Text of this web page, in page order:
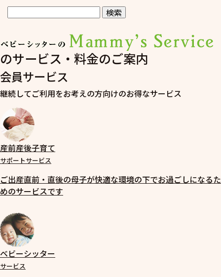
のサービス・料金のご案内
会員サービス
継続してご利用をお考えの方向けのお得なサービス
産前産後子育て
サポートサービス
ご出産直前・直後の母子が快適な環境の下でお過ごしになるた
めのサービスです
ベビーシッター
サービス